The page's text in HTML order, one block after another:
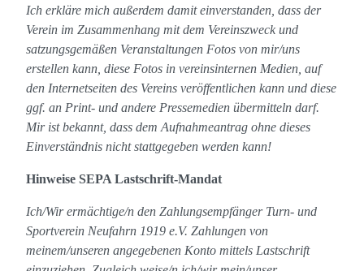
Ich erkläre mich außerdem damit einverstanden, dass der
Verein im Zusammenhang mit dem Vereinszweck und
satzungsgemäßen Veranstaltungen Fotos von mir/uns
erstellen kann, diese Fotos in vereinsinternen Medien, auf
den Internetseiten des Vereins veröffentlichen kann und diese
ggf. an Print- und andere Pressemedien übermitteln darf.
Mir ist bekannt, dass dem Aufnahmeantrag ohne dieses
Einverständnis nicht stattgegeben werden kann!
Hinweise SEPA Lastschrift-Mandat
Ich/Wir ermächtige/n den Zahlungsempfänger Turn- und
Sportverein Neufahrn 1919 e.V. Zahlungen von
meinem/unseren angegebenen Konto mittels Lastschrift